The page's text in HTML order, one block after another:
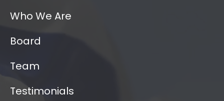
Who We Are
Board
Team
Testimonials